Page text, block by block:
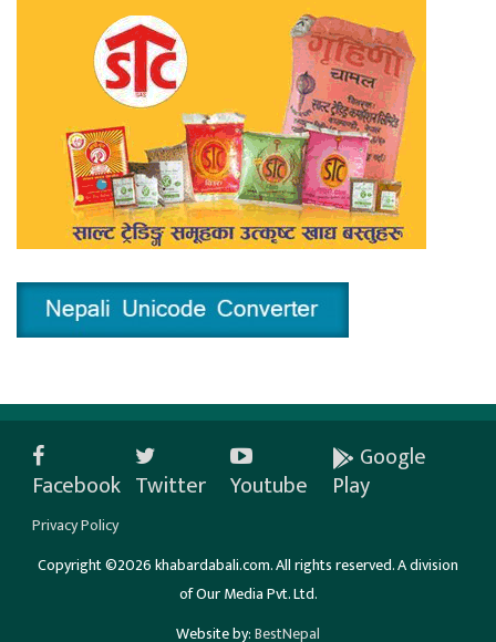
Facebook Twitter Youtube
Google
Play
Privacy Policy
Copyright ©2026 khabardabali.com. All rights reserved. A division
of Our Media Pvt. Ltd.
Website by:BestNepal